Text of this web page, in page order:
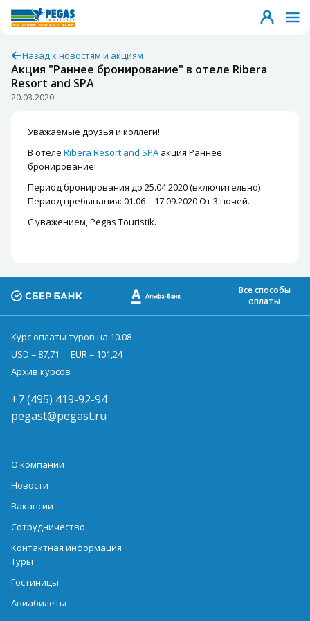
Назад к новостям и акциям
Акция "Раннее бронирование" в отеле Ribera
Resort and SPA
20.03.2020
Уважаемые друзья и коллеги!
В отеле Ribera Resort and SPA акция Раннее
бронирование!
Период бронирования до 25.04.2020 (включительно)
Период пребывания: 01.06 – 17.09.2020 От 3 ночей.
С уважением, Pegas Touristik.
Все способы
оплаты
Курс оплаты туров на 10.08
USD = 87,71
EUR = 101,24
Архив курсов
+7 (495) 419-92-94
pegast@pegast.ru
О компании
Новости
Вакансии
Сотрудничество
Контактная информация
Туры
Гостиницы
Авиабилеты